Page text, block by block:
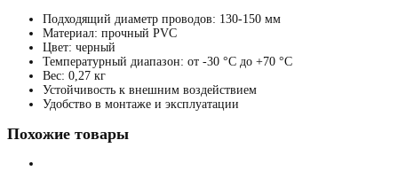
Подходящий диаметр проводов: 130-150 мм
Материал: прочный PVC
Цвет: черный
Температурный диапазон: от -30 °C до +70 °C
Вес: 0,27 кг
Устойчивость к внешним воздействием
Удобство в монтаже и эксплуатации
Похожие товары